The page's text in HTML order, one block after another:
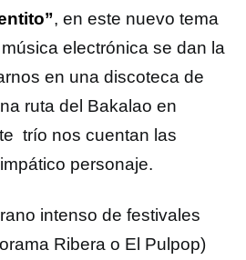
, en este nuevo tema
electrónica se dan la
en una discoteca de
ruta del Bakalao en
trío nos cuentan las
personaje.
intenso de festivales
Ribera o El Pulpop)